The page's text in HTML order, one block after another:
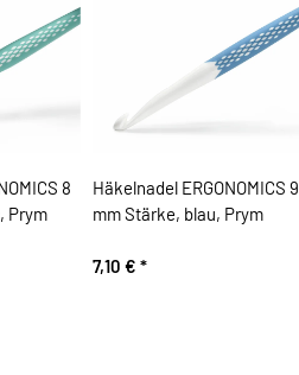
8
Prym
Häkelnadel ERGONOMICS 9
mm Stärke, blau, Prym
7,10 € *